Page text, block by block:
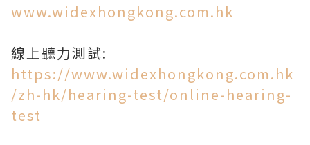
www.widexhongkong.com.hk
線上聽力測試:
https://www.widexhongkong.com.hk
/zh-hk/hearing-test/online-hearing-
test